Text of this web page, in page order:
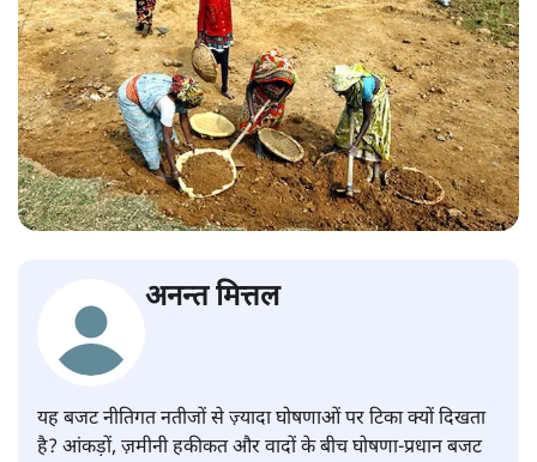
अनन्त मित्तल
यह बजट नीतिगत नतीजों से ज़्यादा घोषणाओं पर टिका क्यों दिखता
है? आंकड़ों, ज़मीनी हकीकत और वादों के बीच घोषणा-प्रधान बजट